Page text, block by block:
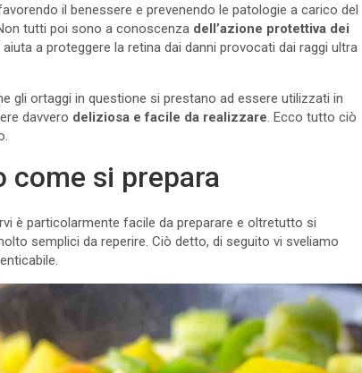
il benessere e prevenendo le patologie a carico del
tutti poi sono a conoscenza dell’azione protettiva dei
a proteggere la retina dai danni provocati dai raggi ultra
gli ortaggi in questione si prestano ad essere utilizzati in
davvero deliziosa e facile da realizzare . Ecco tutto ciò
come si prepara
è particolarmente facile da preparare e oltretutto si
semplici da reperire. Ciò detto, di seguito vi sveliamo